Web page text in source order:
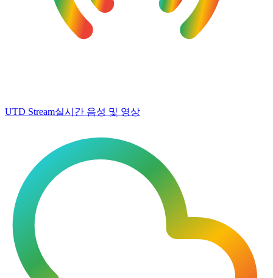
UTD Stream실시간 음성 및 영상